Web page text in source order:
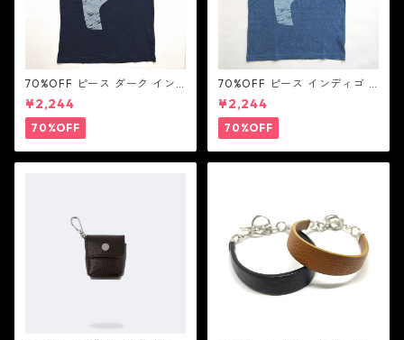
70%OFF ピース ダーク イン
ディゴ Tシャツ：LOVE N' PEA
CE N' ROCK ' ROLL ラブ ン
ピース ン ロック ン ロール
¥2,244
70%OFF
70%OFF ピース インディゴ T
シャツ：LOVE N' PEACE N' R
OCK ' ROLL ラブ ン ピース ン
ロック ン ロール
¥2,244
70%OFF